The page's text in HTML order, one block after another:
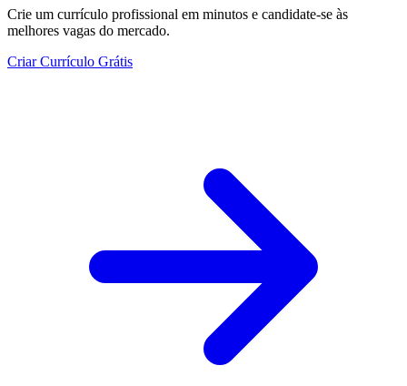
Crie um currículo profissional em minutos e candidate-se às
melhores vagas do mercado.
Criar Currículo Grátis